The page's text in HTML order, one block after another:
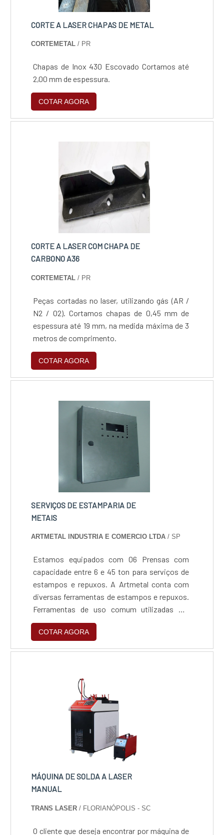
CORTE A LASER CHAPAS DE METAL
CORTEMETAL / PR
Chapas de Inox 430 Escovado Cortamos até
2,00 mm de espessura.
COTAR AGORA
CORTE A LASER COM CHAPA DE
CARBONO A36
CORTEMETAL / PR
Peças cortadas no laser, utilizando gás (AR /
N2 / O2). Cortamos chapas de 0,45 mm de
espessura até 19 mm, na medida máxima de 3
metros de comprimento.
COTAR AGORA
SERVIÇOS DE ESTAMPARIA DE
METAIS
ARTMETAL INDUSTRIA E COMERCIO LTDA / SP
Estamos equipados com 06 Prensas com
capacidade entre 6 e 45 ton para serviços de
estampos e repuxos. A Artmetal conta com
diversas ferramentas de estampos e repuxos.
Ferramentas de uso comum utilizadas em
vários tipos de produtos, e também
ferramentas especiais para produção em
quantidade de produtos específicos. Temos
dentro da Artmetal economizando tempo e
barateando o produto final.
COTAR AGORA
MÁQUINA DE SOLDA A LASER
MANUAL
TRANS LASER / FLORIANÓPOLIS - SC
O cliente que deseja encontrar por máquina de